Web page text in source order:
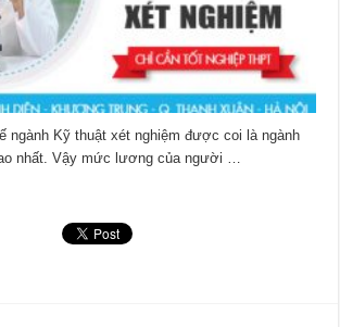
ngành Kỹ thuật xét nghiệm được coi là ngành
nhất. Vậy mức lương của người …